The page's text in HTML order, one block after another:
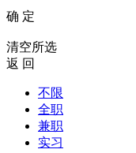
确 定
清空所选
返 回
不限
全职
兼职
实习